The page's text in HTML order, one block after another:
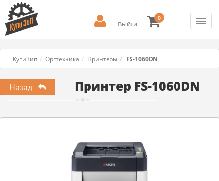
Выйти
0
КупиЗип Оргтехника Принтеры FS-1060DN
Принтер FS-1060DN
Назад